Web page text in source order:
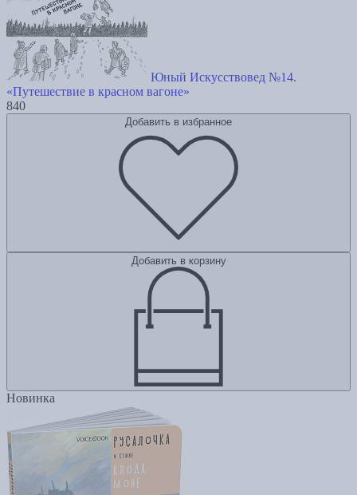
Юный Искусствовед №14.
«Путешествие в красном вагоне»
840
Добавить в избранное
Добавить в корзину
Новинка